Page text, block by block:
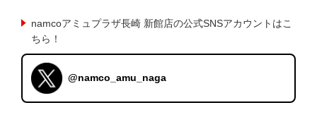
namcoアミュプラザ長崎 新館店の公式SNSアカウントはこ
ちら！
@namco_amu_naga